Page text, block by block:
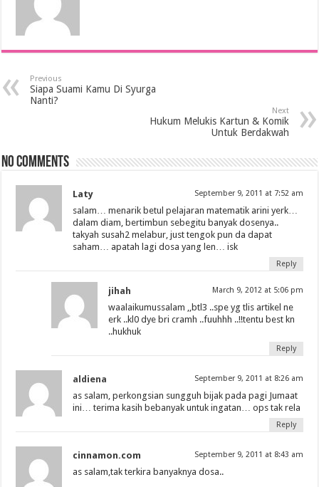
Previous
Siapa Suami Kamu Di Syurga
Nanti?
Next
Hukum Melukis Kartun & Komik
Untuk Berdakwah
No comments
Laty September 9, 2011 at 7:52 am
salam… menarik betul pelajaran matematik arini yerk…
dalam diam, bertimbun sebegitu banyak dosenya..
takyah susah2 melabur, just tengok pun da dapat
saham… apatah lagi dosa yang len… isk
Reply
jihah March 9, 2012 at 5:06 pm
waalaikumussalam ,,btl3 ..spe yg tlis artikel ne
erk ..kl0 dye bri cramh ..fuuhhh ..!!tentu best kn
..hukhuk
Reply
aldiena September 9, 2011 at 8:26 am
as salam, perkongsian sungguh bijak pada pagi Jumaat
ini… terima kasih bebanyak untuk ingatan… ops tak rela
Reply
cinnamon.com September 9, 2011 at 8:43 am
as salam,tak terkira banyaknya dosa..